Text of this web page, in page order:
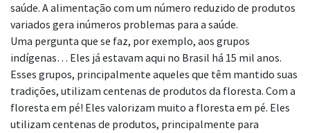
saúde. Aalimentação com um número reduzido de produtos
variados gera inúmeros problemas para a saúde.
Uma pergunta que se faz, por exemplo, aos grupos
indígenas… Eles já estavam aqui no Brasil há 15 mil anos.
Esses grupos, principalmente aqueles que têm mantido suas
tradições, utilizam centenas de produtos da floresta. Com a
floresta em pé! Eles valorizam muito a floresta em pé. Eles
utilizam centenas de produtos, principalmente para